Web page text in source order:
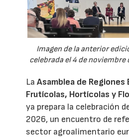
Imagen de la anterior
celebrada el 4 de noviembre
LaAsamblea de Regiones
Frutícolas, Hortícolas y
ya prepara la celebración
2026, un encuentro de
sector agroalimentario